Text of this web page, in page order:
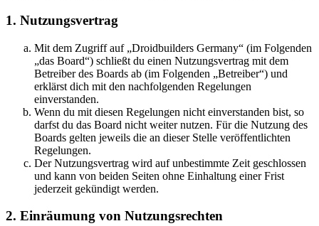
1. Nutzungsvertrag
Mit dem Zugriff auf „Droidbuilders Germany“ (im Folgenden
„das Board“) schließt du einen Nutzungsvertrag mit dem
Betreiber des Boards ab (im Folgenden „Betreiber“) und
erklärst dich mit den nachfolgenden Regelungen
einverstanden.
Wenn du mit diesen Regelungen nicht einverstanden bist, so
darfst du das Board nicht weiter nutzen. Für die Nutzung des
Boards gelten jeweils die an dieser Stelle veröffentlichten
Regelungen.
Der Nutzungsvertrag wird auf unbestimmte Zeit geschlossen
und kann von beiden Seiten ohne Einhaltung einer Frist
jederzeit gekündigt werden.
2. Einräumung von Nutzungsrechten